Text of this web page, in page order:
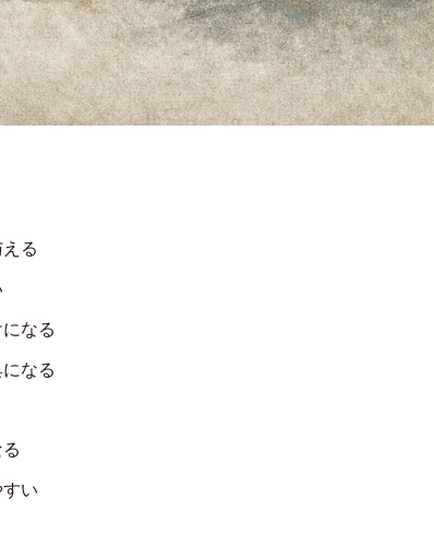
る
なる
なる
い